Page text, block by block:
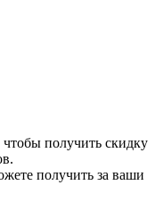
получить скидку
получить за ваши